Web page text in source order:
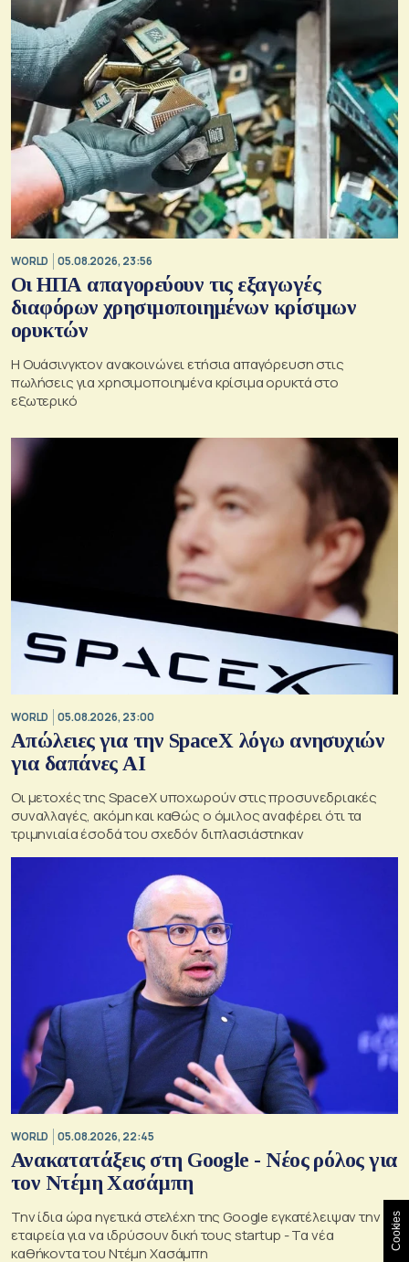
WORLD 05.08.2026, 23:56
Οι ΗΠΑ απαγορεύουν τις εξαγωγές
διαφόρων χρησιμοποιημένων κρίσιμων
ορυκτών
Η Ουάσινγκτον ανακοινώνει ετήσια απαγόρευση στις
πωλήσεις για χρησιμοποιημένα κρίσιμα ορυκτά στο
εξωτερικό
WORLD 05.08.2026, 23:00
Απώλειες για την SpaceX λόγω ανησυχιών
για δαπάνες ΑΙ
Οι μετοχές της SpaceX υποχωρούν στις προσυνεδριακές
συναλλαγές, ακόμη και καθώς ο όμιλος αναφέρει ότι τα
τριμηνιαία έσοδά του σχεδόν διπλασιάστηκαν
WORLD 05.08.2026, 22:45
Ανακατατάξεις στη Google - Νέος ρόλος για
τον Ντέμη Χασάμπη
Την ίδια ώρα ηγετικά στελέχη της Google εγκατέλειψαν την
εταιρεία για να ιδρύσουν δική τους startup - Τα νέα
καθήκοντα του Ντέμη Χασάμπη
Cookies